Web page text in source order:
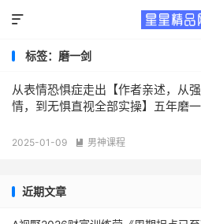

标签：磨一剑
从表情恐惧症走出【作者亲述，从
情，到无惧直视全部实操】五年磨
2025-01-09  男神课程
近期文章